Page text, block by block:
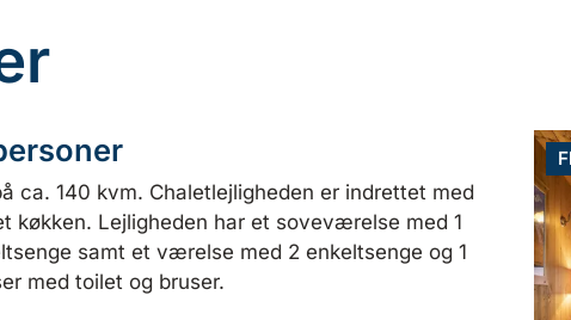
ca. 140 kvm. Chaletlejligheden er indrettet med
køkken. Lejligheden har et soveværelse med 1
samt et værelse med 2 enkeltsenge og 1
med toilet og bruser.